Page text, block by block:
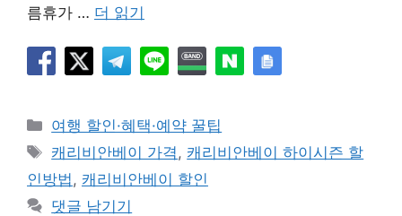
름휴가 … 더 읽기
카
테
리
여행 할인·혜택·예약 꿀팁
태
그
캐리비안베이 가격, 캐리비안베이 하이시즌 할
인방법, 캐리비안베이 할인
댓글 남기기